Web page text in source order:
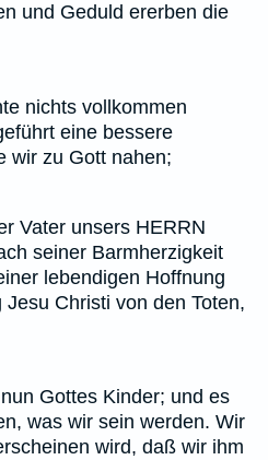
und Geduld ererben die
nichts vollkommen
eine bessere
wir zu Gott nahen;
Vater unsers HERRN
seiner Barmherzigkeit
lebendigen Hoffnung
Christi von den Toten,
Gottes Kinder; und es
was wir sein werden. Wir
wird, daß wir ihm